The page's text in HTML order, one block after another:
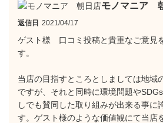
モノマニア
返信日 2021/04/17
ゲスト様 口コミ投稿と貴重なご意見
す。
当店の目指すところとしましては地域
ですが、それと同時に環境問題や
しでも賛同した取り組みが出来る事に
す。ゲスト様のような価値観にて当店